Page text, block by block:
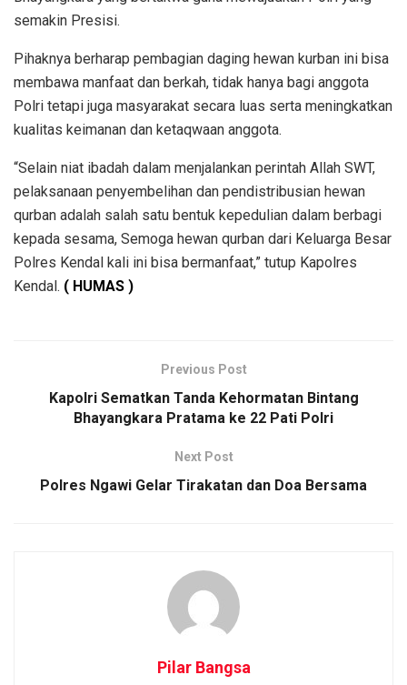
semakin Presisi.
Pihaknya berharap pembagian daging hewan kurban ini bisa
membawa manfaat dan berkah, tidak hanya bagi anggota
Polri tetapi juga masyarakat secara luas serta meningkatkan
kualitas keimanan dan ketaqwaan anggota.
“Selain niat ibadah dalam menjalankan perintah Allah SWT,
pelaksanaan penyembelihan dan pendistribusian hewan
qurban adalah salah satu bentuk kepedulian dalam berbagi
kepada sesama, Semoga hewan qurban dari Keluarga Besar
Polres Kendal kali ini bisa bermanfaat,” tutup Kapolres
Kendal. ( HUMAS )
Previous Post
Kapolri Sematkan Tanda Kehormatan Bintang
Bhayangkara Pratama ke 22 Pati Polri
Next Post
Polres Ngawi Gelar Tirakatan dan Doa Bersama
Pilar Bangsa